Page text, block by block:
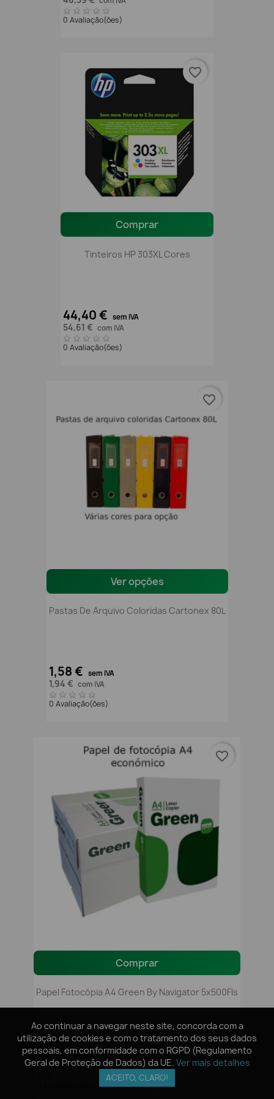
Ao continuar a navegar neste site, concorda com a
utilização de cookies e com o tratamento dos seus dados
pessoais, em conformidade com o RGPD (Regulamento
Geral de Proteção de Dados) da UE. Ver mais detalhes
ACEITO, CLARO!
0 Avaliação(ões)
Comprar
Tinteiros HP 303XL Cores
44,40 € sem IVA
54,61 € com IVA
0 Avaliação(ões)
favorite_border
Ver opções
Pastas De Arquivo Coloridas Cartonex 80L
1,58 € sem IVA
1,94 € com IVA
0 Avaliação(ões)
favorite_border
Comprar
Papel Fotocópia A4 Green By Navigator 5x500Fls
14,40 € sem IVA
17,71 € com IVA
favorite_border
Ao continuar a navegar neste site, concorda com a
utilização de cookies e com o tratamento dos seus dados
pessoais, em conformidade com o RGPD (Regulamento
Geral de Proteção de Dados) da UE. Ver mais detalhes
ACEITO, CLARO!